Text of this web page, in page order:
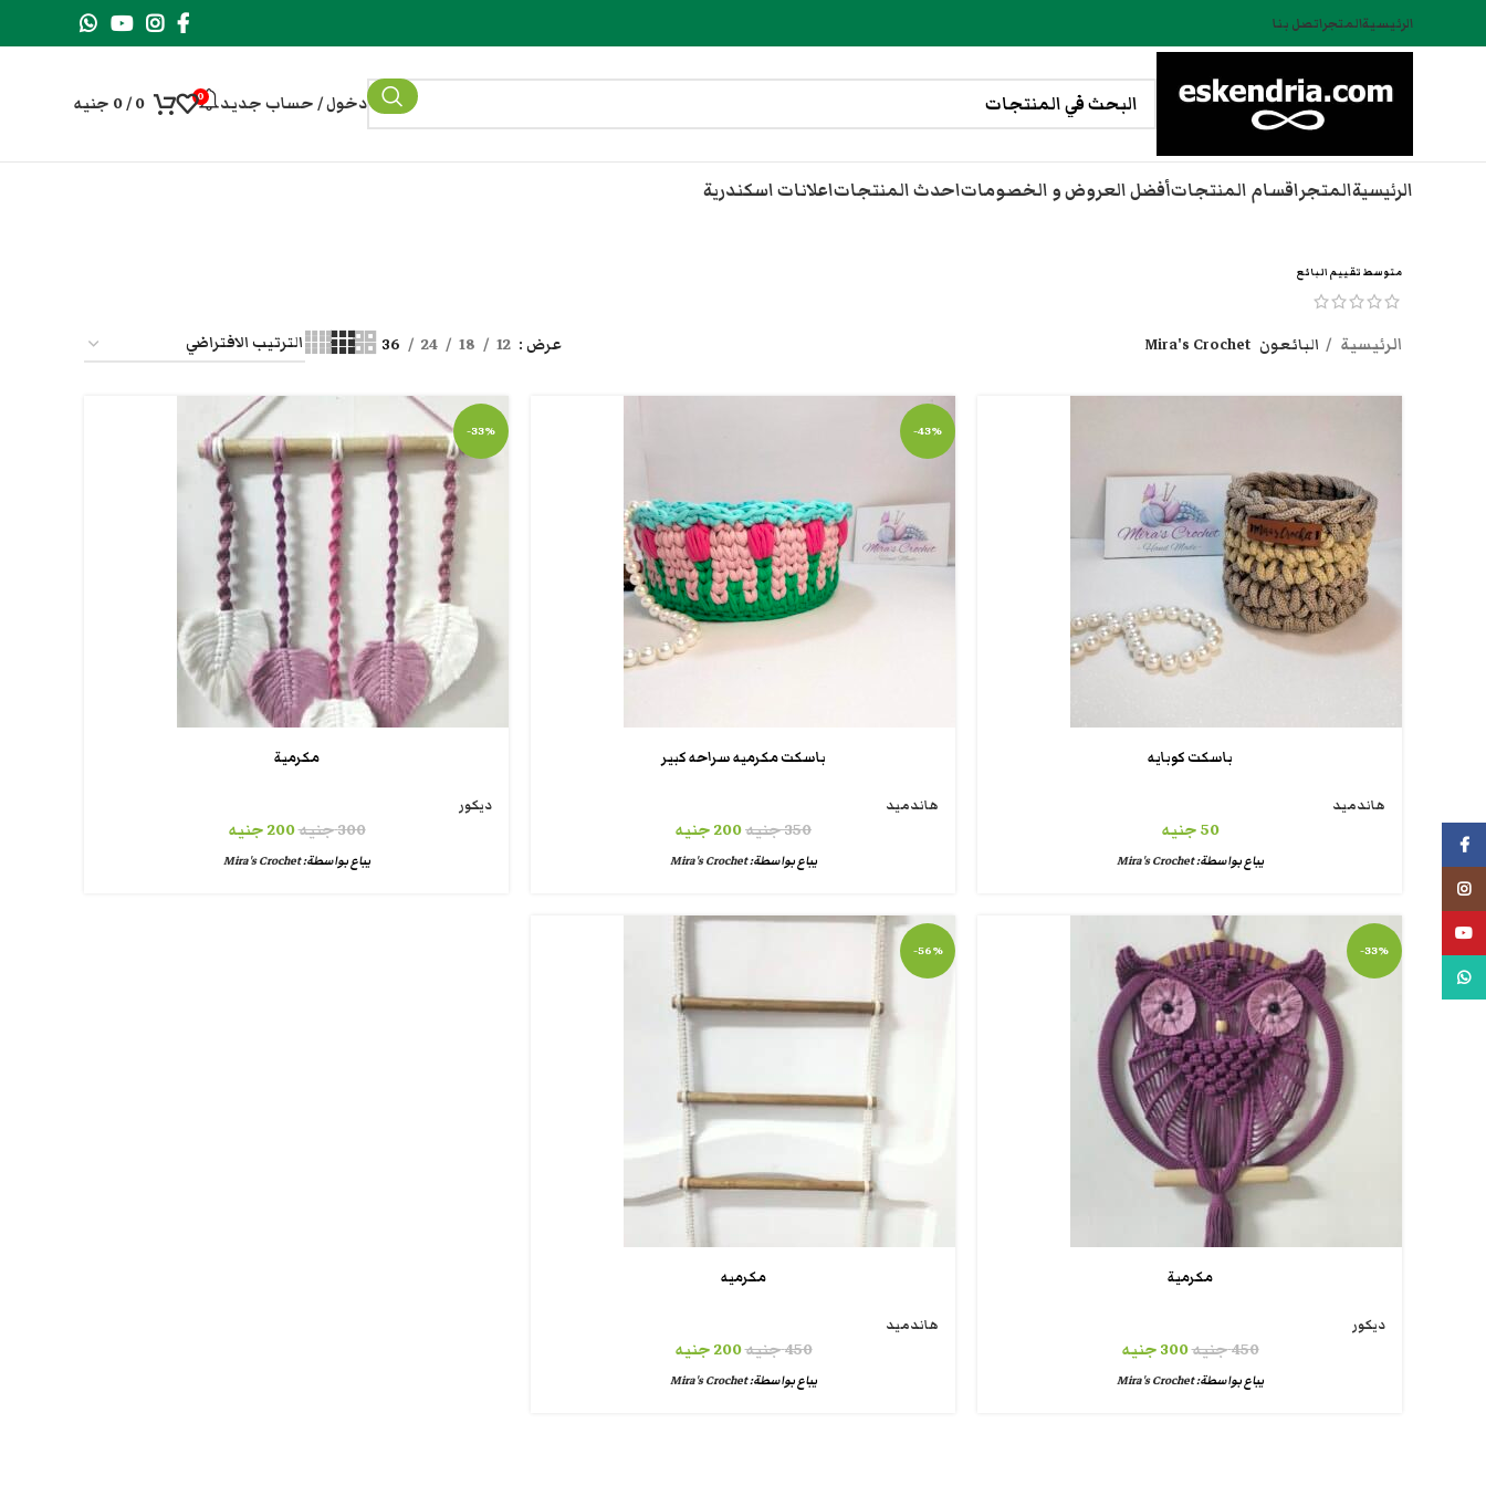
الرئيسيةالمتجراتصل بنا
دخول / حساب جديد 0
0
/
0 جنيه
الرئيسيةالمتجراقسام المنتجاتأفضل العروض و الخصوماتاحدث المنتجاتاعلانات اسكندرية
متوسط تقييم البائع
الرئيسية البائعون Mira's Crochet عرض 12
18
24
36
باسكت كوبايه
هاندميد
50جنيه
يباع بواسطة:Mira's Crochet
-43%
باسكت مكرميه سراحه كبير
هاندميد
350جنيه200جنيه
يباع بواسطة:Mira's Crochet
-33%
مكرمية
ديكور
300جنيه200جنيه
يباع بواسطة:Mira's Crochet
-33%
مكرمية
ديكور
450جنيه300جنيه
يباع بواسطة:Mira's Crochet
-56%
مكرميه
هاندميد
450جنيه200جنيه
يباع بواسطة:Mira's Crochet
يوتيوب
واتس اب